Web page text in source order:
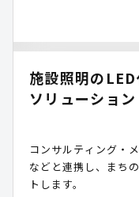
施設照明の
ソリューション
コンサルティング・
などと連携し、まち
トします。